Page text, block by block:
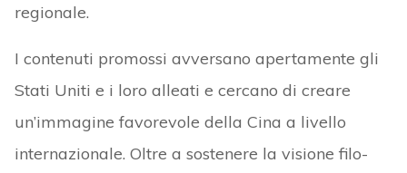
regionale.
I contenuti promossi avversano apertamente gli
Stati Uniti e i loro alleati e cercano di creare
un’immagine favorevole della Cina a livello
internazionale. Oltre a sostenere la visione filo-